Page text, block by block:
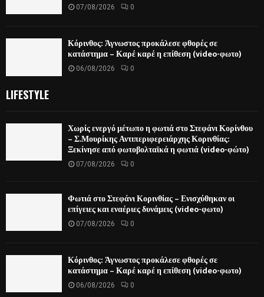
07/08/2026 0
Κόρινθος: Άγνωστος προκάλεσε φθορές σε
κατάστημα – Καρέ καρέ η επίθεση (video-φωτο)
06/08/2026 0
LIFESTYLE
Χωρίς ενεργό μέτωπο η φωτιά στο Στεφάνι Κορίνθου
– Σ.Μουρίκης Αντιπεριφερειάρχης Κορινθίας:
Ξεκίνησε από φωτοβολταϊκά η φωτιά (video-φώτο)
07/08/2026 0
Φωτιά στο Στεφάνι Κορινθίας – Ενισχύθηκαν οι
επίγειες και εναέριες δυνάμεις (video-φωτο)
07/08/2026 0
Κόρινθος: Άγνωστος προκάλεσε φθορές σε
κατάστημα – Καρέ καρέ η επίθεση (video-φωτο)
06/08/2026 0